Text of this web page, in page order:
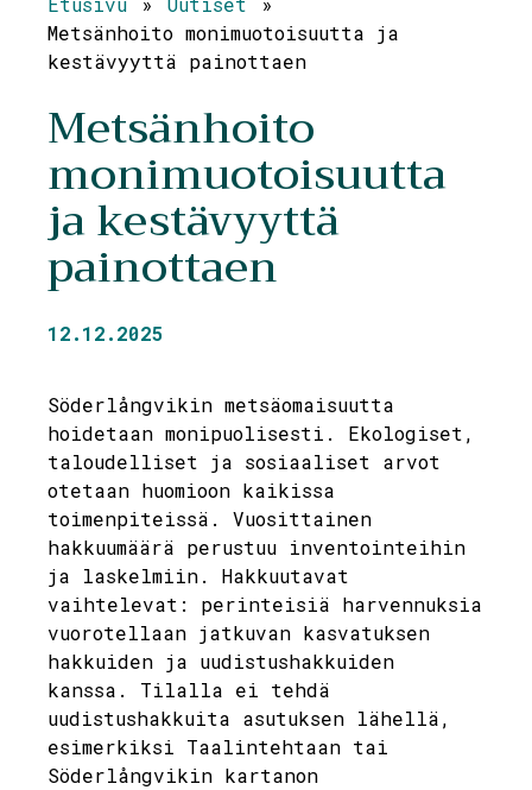
Metsänhoito monimuotoisuutta ja
kestävyyttä painottaen
Metsänhoito
monimuotoisuutta
ja kestävyyttä
painottaen
12.12.2025
Söderlångvikin metsäomaisuutta
hoidetaan monipuolisesti. Ekologiset,
taloudelliset ja sosiaaliset arvot
otetaan huomioon kaikissa
toimenpiteissä. Vuosittainen
hakkuumäärä perustuu inventointeihin
ja laskelmiin. Hakkuutavat
vaihtelevat: perinteisiä harvennuksia
vuorotellaan jatkuvan kasvatuksen
hakkuiden ja uudistushakkuiden
kanssa. Tilalla ei tehdä
uudistushakkuita asutuksen lähellä,
esimerkiksi Taalintehtaan tai
Söderlångvikin kartanon